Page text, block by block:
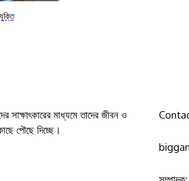
সাক্ষাৎকারের মাধ্যমে তাদের জীবন ও
পৌছে দিচ্ছে।